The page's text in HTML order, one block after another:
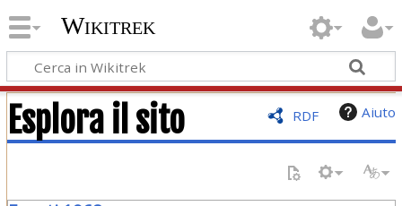
Wikitrek
RDF Aiuto
Esplora il sito